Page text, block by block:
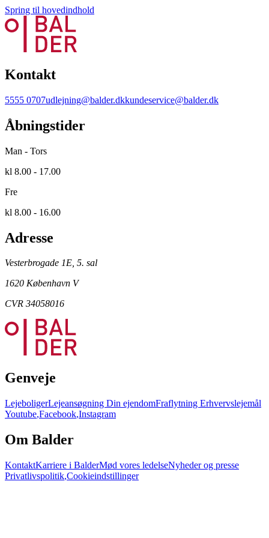
Spring til hovedindhold
Kontakt
5555 0707udlejning@balder.dkkundeservice@balder.dk
Åbningstider
Man - Tors
kl 8.00 - 17.00
Fre
kl 8.00 - 16.00
Adresse
Vesterbrogade 1E, 5. sal
1620 København V
CVR 34058016
Genveje
LejeboligerLejeansøgning Din ejendomFraflytning Erhvervslejemål
Youtube,Facebook,Instagram
Om Balder
KontaktKarriere i BalderMød vores ledelseNyheder og presse
Privatlivspolitik,Cookieindstillinger